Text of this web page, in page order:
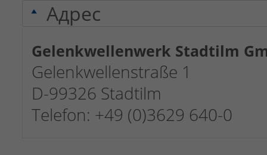
Адрес
Gelenkwellenwerk Stadtilm
Gelenkwellenstraße 1
D-99326 Stadtilm
Telefon: +49 (0)3629 640-0